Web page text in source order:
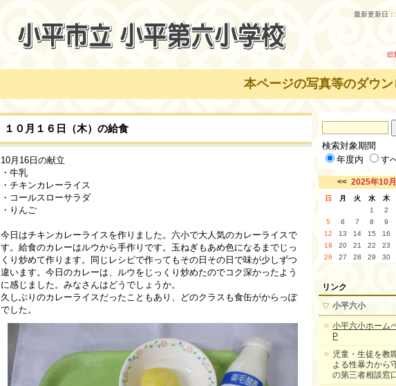
最新更新日
総
本ページの写真等のダウンロー
１０月１６日（木）の給食
10月16日の献立
・牛乳
・チキンカレーライス
・コールスローサラダ
・りんご
今日はチキンカレーライスを作りました。六小で大人気のカレーライスで
す。給食のカレーはルウから手作りです。玉ねぎもあめ色になるまでじっ
くり炒めて作ります。同じレシピで作ってもその日その日で味が少しずつ
違います。今日のカレーは、ルウをじっくり炒めたのでコク深かったよう
に感じました。みなさんはどうでしょうか。
久しぶりのカレーライスだったこともあり、どのクラスも食缶がからっぽ
でした。
検索対象期間
年度内
す
<< 2025年10月
日 月 火 水 木
1
2
5
6 7 8 9
12
13 14 15 16
19
20 21 22 23
26
27 28 29 30
リンク
小平六小
小平六小ホーム
P
児童・生徒を教
よる性暴力から
の第三者相談窓